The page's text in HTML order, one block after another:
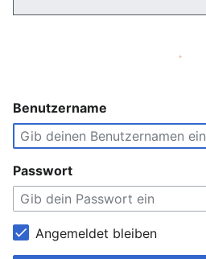
Benutzername
Passwort
Angemeldet bleiben